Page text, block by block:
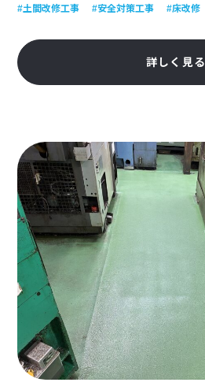
#土間改修工事 #安全対策工事 #床改修
詳しく見る